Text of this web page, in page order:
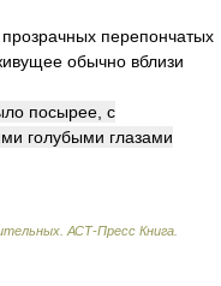
перепончатых
обычно вблизи
посырее, с
голубыми глазами
АСТ-Пресс Книга